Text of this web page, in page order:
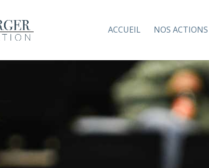
ACCUEIL NOS ACTIONS